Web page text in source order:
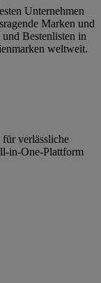
Unternehmen
Marken und
Bestenlisten in
weltweit.
verlässliche
in-One-Plattform